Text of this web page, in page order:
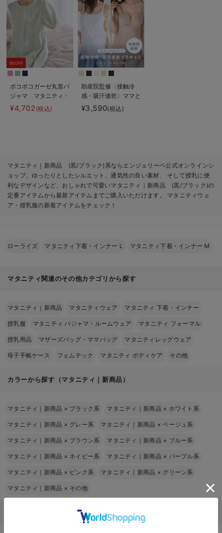
5%OFF
ポコポコガーゼ丸首パ
ジャマ マタニティ・
授乳パジャマ【産後も
長く着れる】
¥4,702 (税込)
助産院監修〈接触冷
感・吸汗速乾〉ママと
つくったふんわり授乳
ブラキャミ アンダー
¥3,590(税込)
マタニティ｜新商品 (黒/ブラック)系ならエンジェリーベ公式オンラインシ
ョップ。ゆったりとしたシルエット、通気性の良い素材、 そして授乳に便
利なデザインなど、おしゃれで可愛いマタニティ｜新商品 (黒/ブラック)の
定番アイテムから最新アイテムまでご購入いただけます。 マタニティウェ
ア・授乳服の新着アイテムをチェック！
ローライズ マタニティ下着・インナー L マタニティ下着・インナー M
マタニティ関連のその他カテゴリから探す
マタニティ｜新商品 マタニティウェア マタニティ 下着・インナー
授乳服 マタニティ パジャマ・ルームウェア マタニティ フォーマル
授乳用品 マザーズバッグ・ママバッグ マタニティレッグウェア
母子手帳ケース フェムテック マタニティ ボディケア その他
カラーから探す（マタニティ｜新商品）
マタニティ｜新商品 × ブラック系 マタニティ｜新商品 × ホワイト系
マタニティ｜新商品 × グレー系 マタニティ｜新商品 ×ベージュ系
マタニティ｜新商品 × ブラウン系 マタニティ｜新商品 × ブルー系
マタニティ｜新商品 × ネイビー系 マタニティ｜新商品 × パープル系
マタニティ｜新商品 × ピンク系 マタニティ｜新商品 × グリーン系
マタニティ｜新商品 × その他
マタニティ｜新商品 (黒/ブラック)のブランドページから探す